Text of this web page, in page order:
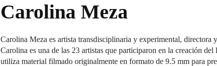
Carolina Meza
Carolina Meza es artista transdisciplinaria y experimental, directora
Carolina es una de las 23 artistas que participaron en la creación
utiliza material filmado originalmente en formato de 9.5 mm para